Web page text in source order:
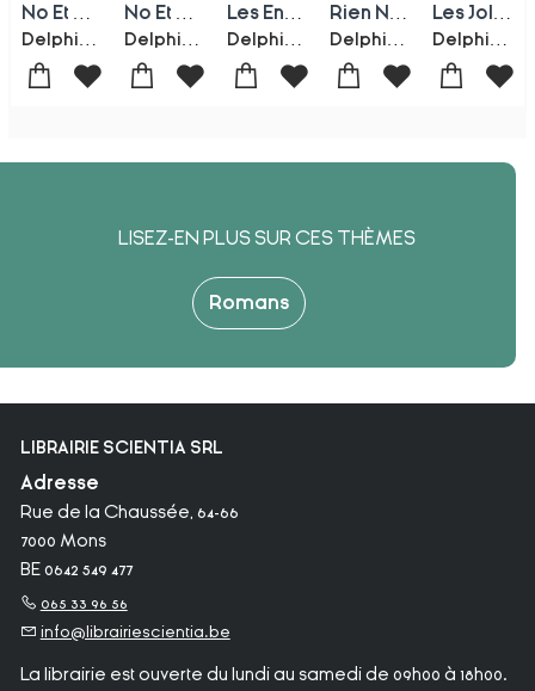
Romans
LISEZ-EN PLUS SUR CES THÈMES
LIBRAIRIE SCIENTIA SRL
Adresse
Rue de la Chaussée, 64-66
7000 Mons
BE 0642 549 477
065 33 96 56
info@librairiescientia.be
La librairie est ouverte du lundi au samedi de 09h00 à 18h00.